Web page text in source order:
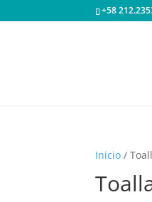
+58
Inicio /